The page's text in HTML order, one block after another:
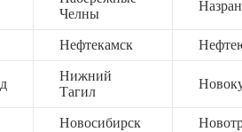
Челны
Нефтекамск
Нижний
Тагил
Новосибирск